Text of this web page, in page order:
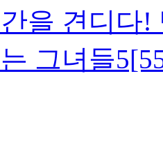
을 견디다
는 그녀들